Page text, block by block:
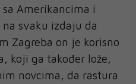
Amerikancima i
svaku izdaju da
Zagreba on je korisno
koji ga također lože,
novcima, da rastura